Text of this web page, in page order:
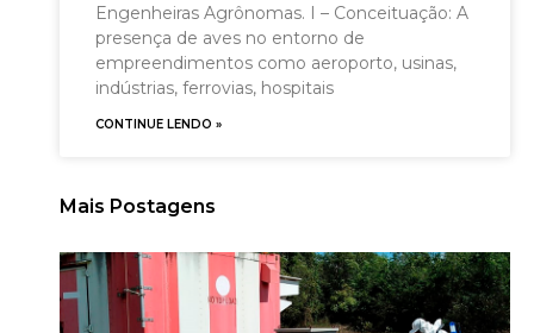
Engenheiras Agrônomas. I – Conceituação: A
presença de aves no entorno de
empreendimentos como aeroporto, usinas,
indústrias, ferrovias, hospitais
CONTINUE LENDO »
Mais Postagens